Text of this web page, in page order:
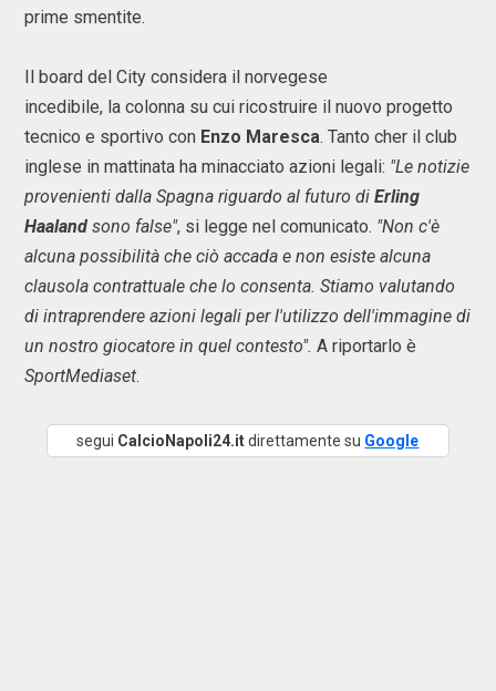
prime smentite.
Il board del City considera il norvegese
incedibile, la colonna su cui ricostruire il nuovo progetto
tecnico e sportivo con Enzo Maresca. Tanto cher il club
inglese in mattinata ha minacciato azioni legali: "Le notizie
provenienti dalla Spagna riguardo al futuro di Erling
Haaland sono false", si legge nel comunicato. "Non c'è
alcuna possibilità che ciò accada e non esiste alcuna
clausola contrattuale che lo consenta. Stiamo valutando
di intraprendere azioni legali per l'utilizzo dell'immagine di
un nostro giocatore in quel contesto". A riportarlo è
SportMediaset.
segui CalcioNapoli24.itdirettamente su Google